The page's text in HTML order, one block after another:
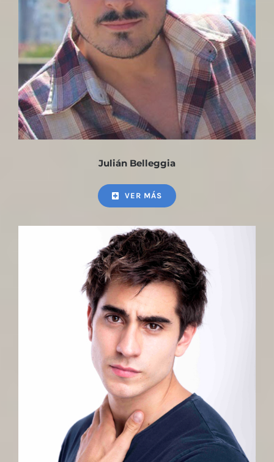
Julián Belleggia
VER MÁS